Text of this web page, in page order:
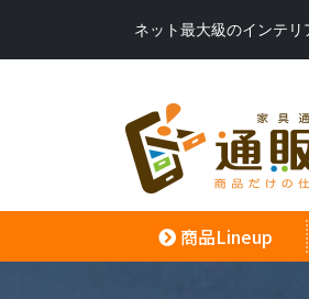
ネット最大級のインテ
商品Lineup